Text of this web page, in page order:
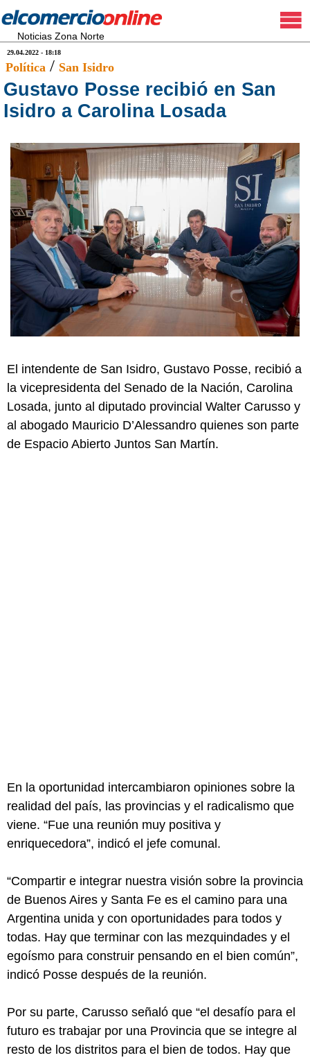
Noticias Zona Norte
29.04.2022 - 18:18
Política / San Isidro
Gustavo Posse recibió en San
Isidro a Carolina Losada
El intendente de San Isidro, Gustavo Posse, recibió a
la vicepresidenta del Senado de la Nación, Carolina
Losada, junto al diputado provincial Walter Carusso y
al abogado Mauricio D’Alessandro quienes son parte
de Espacio Abierto Juntos San Martín.
En la oportunidad intercambiaron opiniones sobre la
realidad del país, las provincias y el radicalismo que
viene. “Fue una reunión muy positiva y
enriquecedora”, indicó el jefe comunal.
“Compartir e integrar nuestra visión sobre la provincia
de Buenos Aires y Santa Fe es el camino para una
Argentina unida y con oportunidades para todos y
todas. Hay que terminar con las mezquindades y el
egoísmo para construir pensando en el bien común”,
indicó Posse después de la reunión.
Por su parte, Carusso señaló que “el desafío para el
futuro es trabajar por una Provincia que se integre al
resto de los distritos para el bien de todos. Hay que